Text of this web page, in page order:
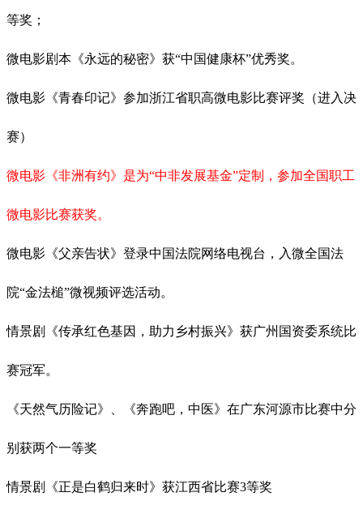
等奖；
微电影剧本《永远的秘密》获“中国健康杯”优秀奖。
微电影《青春印记》参加浙江省职高微电影比赛评奖（进入决
赛）
微电影《非洲有约》是为“中非发展基金”定制，参加全国职工
微电影比赛获奖。
微电影《父亲告状》登录中国法院网络电视台，入微全国法
院“金法槌”微视频评选活动。
情景剧《传承红色基因，助力乡村振兴》获广州国资委系统比
赛冠军。
《天然气历险记》、《奔跑吧，中医》在广东河源市比赛中分
别获两个一等奖
情景剧《正是白鹤归来时》获江西省比赛3等奖